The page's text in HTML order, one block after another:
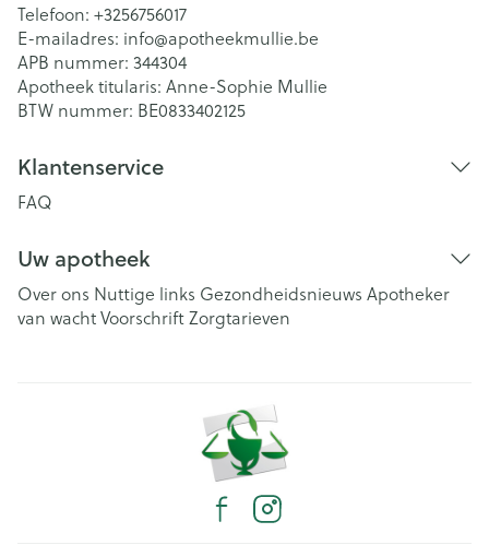
Telefoon: +3256756017
E-mailadres: info@apotheekmullie.be
APB nummer: 344304
Apotheek titularis: Anne-Sophie Mullie
BTW nummer: BE0833402125
Klantenservice
FAQ
Uw apotheek
Over ons Nuttige links Gezondheidsnieuws Apotheker
van wachtVoorschriftZorgtarieven